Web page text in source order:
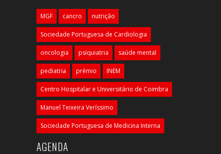
MGF cancro nutrição
Sociedade Portuguesa de Cardiologia
oncologia psiquiatria saúde mental
pediatria prémio INEM
Centro Hospitalar e Universitário de Coimbra
Manuel Teixeira Veríssimo
Sociedade Portuguesa de Medicina Interna
AGENDA